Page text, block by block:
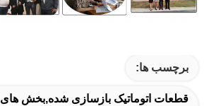
برچسب ها:
قطعات اتوماتیک بازسازی شده,بخش های Nautilus Hyosung,قطعات اتومات هایوسونگ